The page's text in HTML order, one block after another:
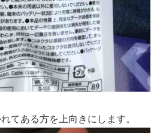
てある方を上向きにします。